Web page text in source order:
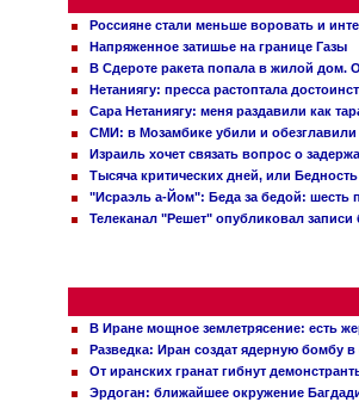
Россияне стали меньше воровать и
Напряженное затишье на границе Газы
В Сдероте ракета попала в жилой дом.
Нетаниягу: пресса растоптала
Сара Нетаниягу: меня раздавили как
СМИ: в Мозамбике убили и
Израиль хочет связать вопрос о
Тысяча критических дней, или Бедность
"Исраэль а-Йом": Беда за бедой: шесть
Телеканал "Решет" опубликовал записи
В Иране мощное землетрясение: есть
Разведка: Иран создат ядерную бомбу
От иранских гранат гибнут
Эрдоган: ближайшее окружение